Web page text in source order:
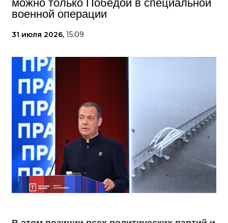
можно только Победой в специальной
военной операции
31 июля 2026, 15:09